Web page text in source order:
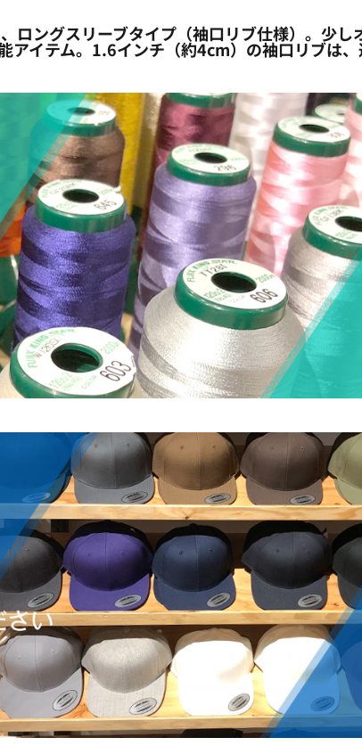
ングスリーブタイプ（袖口リブ仕様）。少し
イテム。1.6インチ（約4cm）の袖口リブは